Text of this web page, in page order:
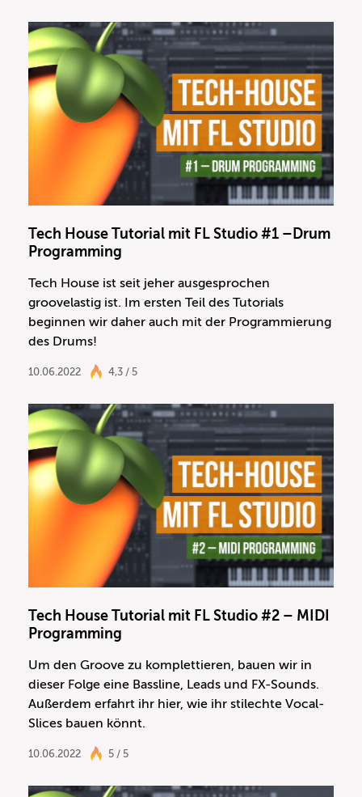
Tech House Tutorial mit FL Studio #1 –Drum
Programming
Tech House ist seit jeher ausgesprochen
groovelastig ist. Im ersten Teil des Tutorials
beginnen wir daher auch mit der Programmierung
des Drums!
10.06.2022 4,3 / 5
Tech House Tutorial mit FL Studio #2 – MIDI
Programming
Um den Groove zu komplettieren, bauen wir in
dieser Folge eine Bassline, Leads und FX-Sounds.
Außerdem erfahrt ihr hier, wie ihr stilechte Vocal-
Slices bauen könnt.
10.06.2022 5 / 5